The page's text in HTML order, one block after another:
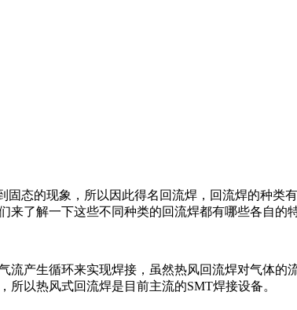
态的现象，所以因此得名回流焊，回流焊的种类
了解一下这些不同种类的回流焊都有哪些各自的特
产生循环来实现焊接，虽然热风回流焊对气体的
以热风式回流焊是目前主流的SMT焊接设备。